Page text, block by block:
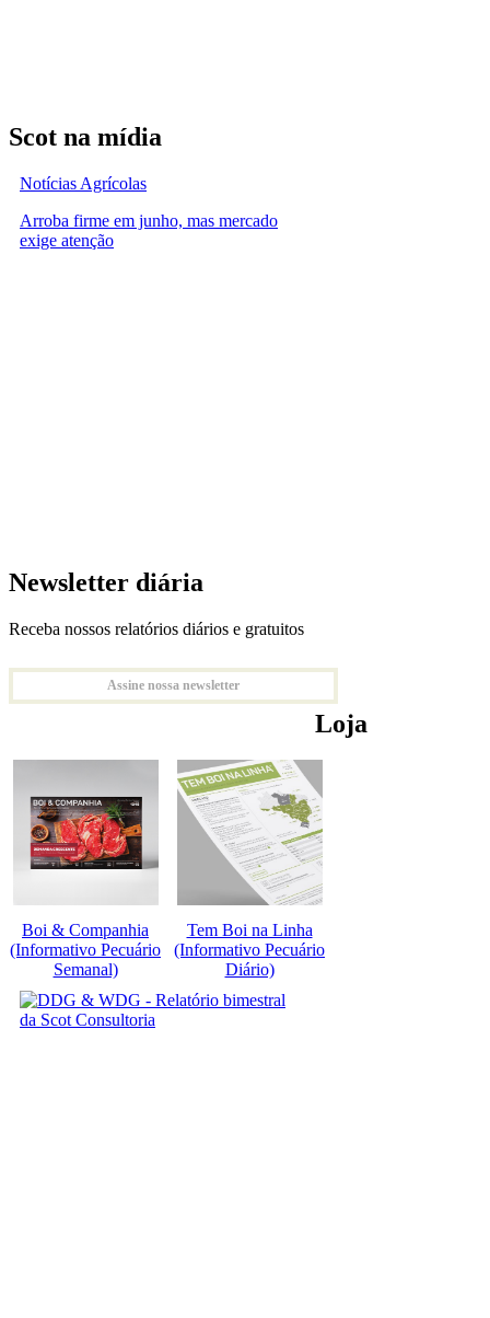
Scot na mídia
Notícias Agrícolas
Arroba firme em junho, mas mercado
exige atenção
Newsletter diária
Receba nossos relatórios diários e gratuitos
Assine nossa newsletter
Loja
Boi & Companhia
(Informativo Pecuário
Semanal)
Tem Boi na Linha
(Informativo Pecuário
Diário)